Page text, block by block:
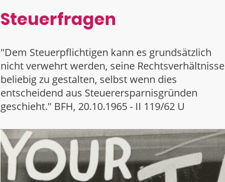
Steuerfragen
"Dem Steuerpflichtigen kann es grundsätzlich
nicht verwehrt werden, seine Rechtsverhältnisse
beliebig zu gestalten, selbst wenn dies
entscheidend aus Steuerersparnisgründen
geschieht." BFH, 20.10.1965 - II 119/62 U